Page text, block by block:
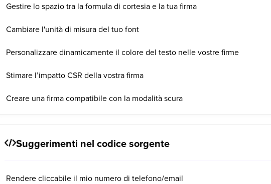
Gestire lo spazio tra la formula di cortesia e la tua firma
Cambiare l'unità di misura del tuo font
Personalizzare dinamicamente il colore del testo nelle vostre firme
Stimare l’impatto CSR della vostra firma
Creare una firma compatibile con la modalità scura
Suggerimenti nel codice sorgente
Rendere cliccabile il mio numero di telefono/email